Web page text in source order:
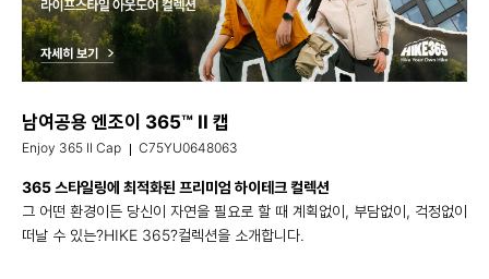
남여공용 엔조이 365™ II 캡
Enjoy 365 II Cap C75YU0648063
365 스타일링에 최적화된 프리미엄 하이테크 컬렉션
그 어떤 환경이든 당신이 자연을 필요로 할 때 계획없이, 부담없이, 걱정없이
떠날 수 있는?HIKE 365?컬렉션을 소개합니다.